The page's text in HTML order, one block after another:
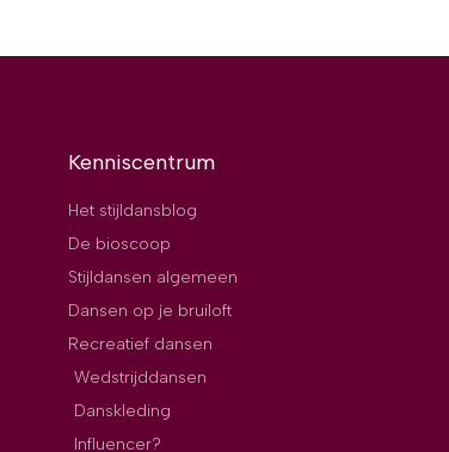
Kenniscentrum
Het stijldansblog
De bioscoop
Stijldansen algemeen
Dansen op je bruiloft
Recreatief dansen
Wedstrijddansen
Danskleding
Influencer?